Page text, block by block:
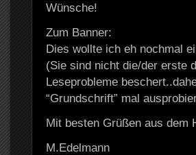
Wünsche!
Zum Banner:
Dies wollte ich eh nochmal
(Sie sind nicht die/der erste
Leseprobleme
“Grundschrift” mal
Mit besten Grüßen aus dem
M.Edelmann